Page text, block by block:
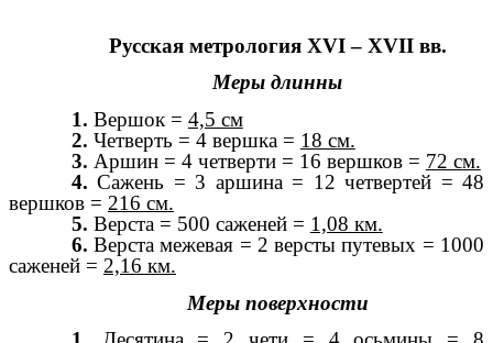
Русская метрология XVI – XVII вв.
Меры длинны
1. Вершок = 4,5 см
2. Четверть = 4 вершка = 18 см.
3. Аршин = 4 четверти = 16 вершков = 72 см.
4. Сажень = 3 аршина = 12 четвертей = 48
вершков = 216 см.
5. Верста = 500 саженей = 1,08 км.
6. Верста межевая = 2 версты путевых = 1000
саженей = 2,16 км.
Меры поверхности